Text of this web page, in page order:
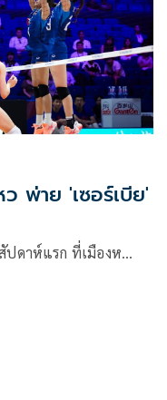
พ่าย 'เซอร์เบีย'
ปดาห์แรก ที่เมืองห…